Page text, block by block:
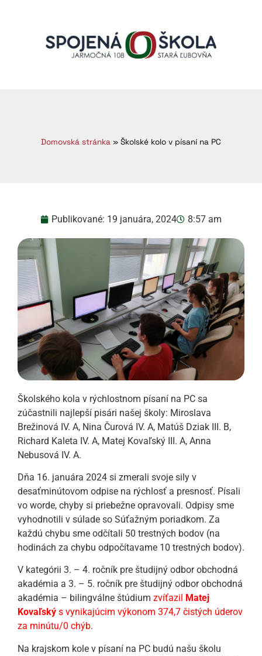
Domovská stránka » Školské kolo v písaní na PC
Publikované: 19 januára, 2024 8:57 am
Školského kola v rýchlostnom písaní na PC sa
zúčastnili najlepší pisári našej školy: Miroslava
Brežinová IV. A, Nina Čurová IV. A, Matúš Dziak III. B,
Richard Kaleta IV. A, Matej Kovaľský III. A, Anna
Nebusová IV. A.
Dňa 16. januára 2024 si zmerali svoje sily v
desaťminútovom odpise na rýchlosť a presnosť. Písali
vo worde, chyby si priebežne opravovali. Odpisy sme
vyhodnotili v súlade so Súťažným poriadkom. Za
každú chybu sme odčítali 50 trestných bodov (na
hodinách za chybu odpočítavame 10 trestných bodov).
V kategórii 3. – 4. ročník pre študijný odbor obchodná
akadémia a 3. – 5. ročník pre študijný odbor obchodná
akadémia – bilingválne štúdium zvíťazil
Matej
Kovaľský s vynikajúcim výkonom 374,7 čistých úderov
za minútu/0 chýb.
Na krajskom kole v písaní na PC budú našu školu